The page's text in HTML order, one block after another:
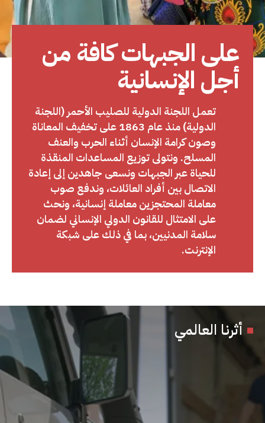
على الجبهات كافة من
أجل الإنسانية
تعمل اللجنة الدولية للصليب الأحمر (اللجنة
الدولية) منذ عام 1863 على تخفيف المعاناة
وصون كرامة الإنسان أثناء الحرب والعنف
المسلح. ونتولى توزيع المساعدات المنقذة
للحياة عبر الجبهات ونسعى جاهدين إلى إعادة
الاتصال بين أفراد العائلات، وندفع صوب
معاملة المحتجزين معاملة إنسانية، ونحث
على الامتثال للقانون الدولي الإنساني لضمان
سلامة المدنيين، بما في ذلك على شبكة
الإنترنت.
أثرنا العالمي